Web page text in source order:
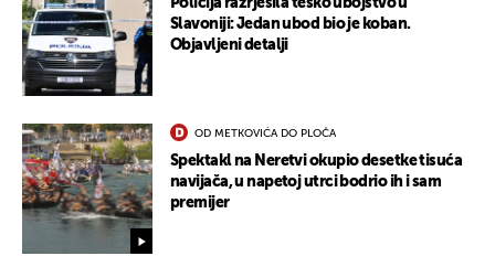
Policija razrješila teško ubojstvo u
Slavoniji: Jedan ubod bio je koban.
Objavljeni detalji
OD METKOVIĆA DO PLOČA
Spektakl na Neretvi okupio desetke tisuća
navijača, u napetoj utrci bodrio ih i sam
premijer
UKLJUČITE NOTIFIKACIJE